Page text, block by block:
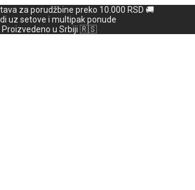
za porudžbine preko 10.000 RSD 🚚
uz setove i multipak ponude
Proizvedeno u Srbiji 🇷🇸